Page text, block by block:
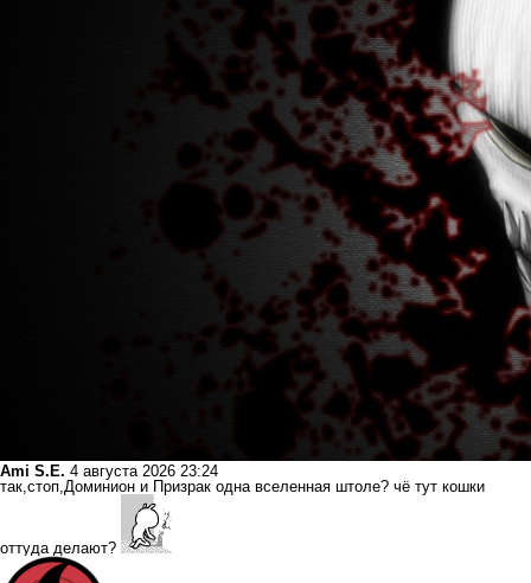
Ami S.E. 4 августа 2026 23:24
так,стоп,Доминион и Призрак одна вселенная штоле? чё тут кошки
оттуда делают?